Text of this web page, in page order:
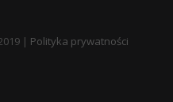
| Polityka prywatności